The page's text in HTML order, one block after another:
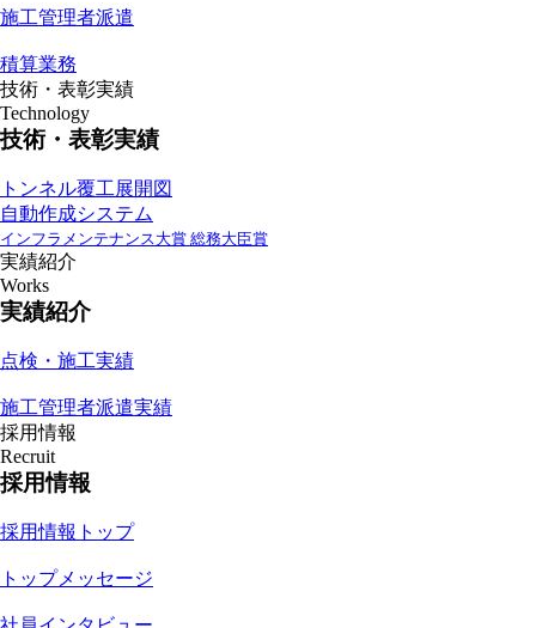
施工管理者派遣
積算業務
技術・表彰実績
Technology
技術・表彰実績
トンネル覆工展開図
自動作成システム
インフラメンテナンス大賞 総務大臣賞
実績紹介
Works
実績紹介
点検・施工実績
施工管理者派遣実績
採用情報
Recruit
採用情報
採用情報トップ
トップメッセージ